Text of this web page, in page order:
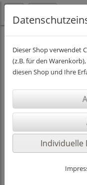
DIGISTAMPS INKL. PAPIER
Dieser Shop verwendet
(z.B. für den
diesen Shop und Ihre
Individuelle